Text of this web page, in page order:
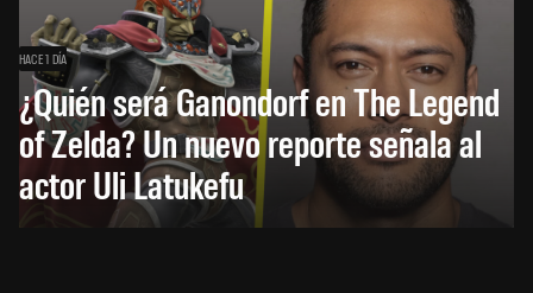
HACE 1 DÍA
¿Quién será Ganondorf en The Legend
of Zelda? Un nuevo reporte señala al
actor Uli Latukefu